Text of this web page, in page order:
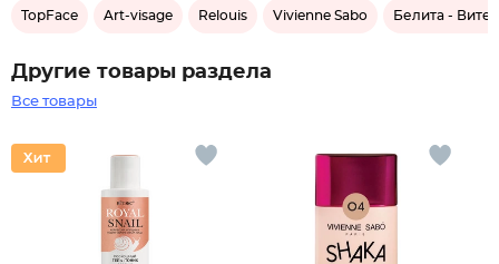
TopFace Art-visage Relouis Vivienne Sabo Белита -
Другие товары раздела
Все товары